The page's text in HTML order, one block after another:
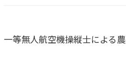
一等無人航空機操縦士による